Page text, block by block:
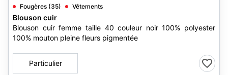
Fougères (35) Vêtements
Blouson cuir
Blouson cuir femme taille 40 couleur noir 100% polyester
100% mouton pleine fleurs pigmentée
Particulier